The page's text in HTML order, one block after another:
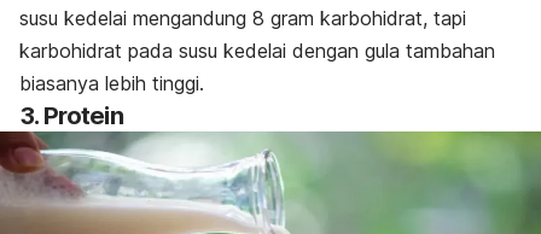
susu kedelai mengandung 8 gram karbohidrat, tapi
karbohidrat pada susu kedelai dengan gula tambahan
biasanya lebih tinggi.
3. Protein